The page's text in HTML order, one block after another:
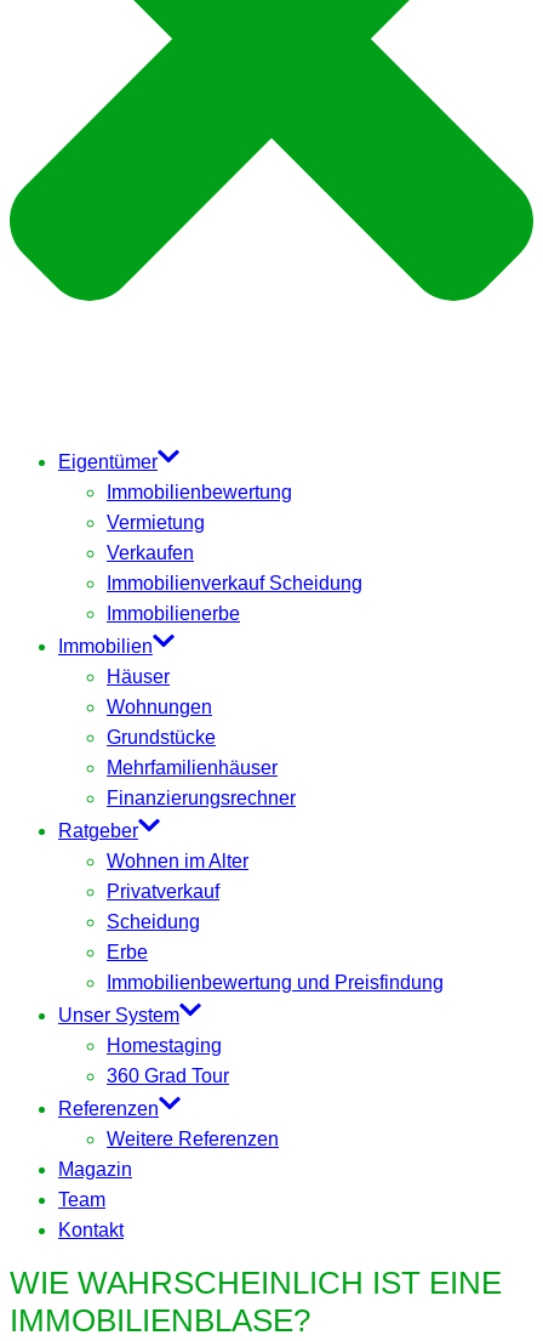
Eigentümer
Immobilienbewertung
Vermietung
Verkaufen
Immobilienverkauf Scheidung
Immobilienerbe
Immobilien
Häuser
Wohnungen
Grundstücke
Mehrfamilienhäuser
Finanzierungsrechner
Ratgeber
Wohnen im Alter
Privatverkauf
Scheidung
Erbe
Immobilienbewertung und Preisfindung
Unser System
Homestaging
360 Grad Tour
Referenzen
Weitere Referenzen
Magazin
Team
Kontakt
WIE WAHRSCHEINLICH IST EINE
IMMOBILIENBLASE?